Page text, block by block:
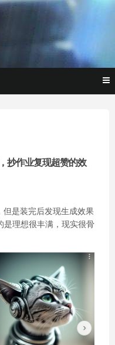
尼不是
塔克
天….
抄作业复现超赞的效
但是装完后发现生成效果
是理想很丰满，现实很骨